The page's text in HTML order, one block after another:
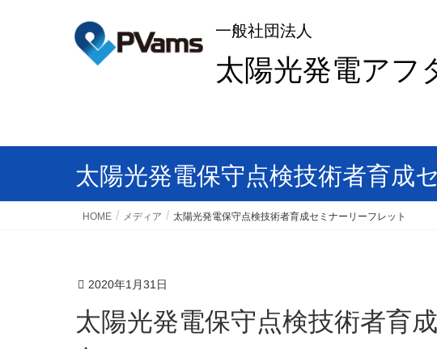
一般社団法人
太陽光発電アフ
太陽光発電保守点検技術者育成
HOME メディア 太陽光発電保守点検技術者育成セミナーリーフレット
2020年1月31日
太陽光発電保守点検技術者育成セミナーリーフレッ